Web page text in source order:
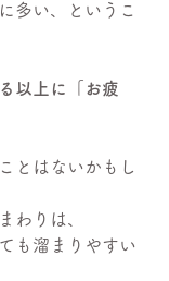
多い、というこ
以上に「お疲
とはないかもし
わりは、
も溜まりやすい